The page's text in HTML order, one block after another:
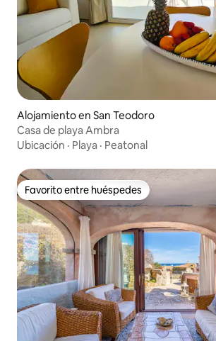
Alojamiento en San Teodoro
Casa de playa Ambra
Ubicación · Playa · Peatonal
Favorito entre huéspedes
Favorito entre huéspedes